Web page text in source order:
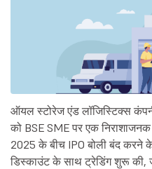
ऑयल स्टोरेज एंड लॉजिस्टिक्स
को BSE SME पर एक
2025 के बीच IPO बोली बंद करने
डिस्काउंट के साथ ट्रेडिंग शुरू की,